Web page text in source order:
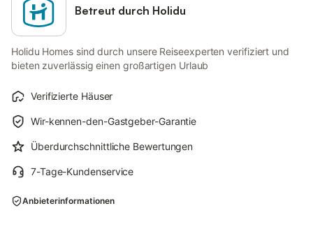
Betreut durch Holidu
Holidu Homes sind durch unsere Reiseexperten verifiziert und
bieten zuverlässig einen großartigen Urlaub
Verifizierte Häuser
Wir-kennen-den-Gastgeber-Garantie
Überdurchschnittliche Bewertungen
7-Tage-Kundenservice
Anbieterinformationen